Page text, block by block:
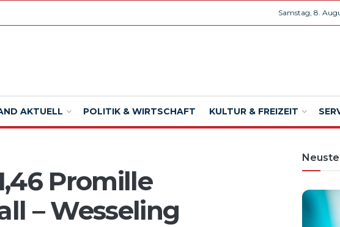
Samstag, 8.
AKTUELL POLITIK & WIRTSCHAFT KULTUR & FREIZEIT
Promille
– Wesseling